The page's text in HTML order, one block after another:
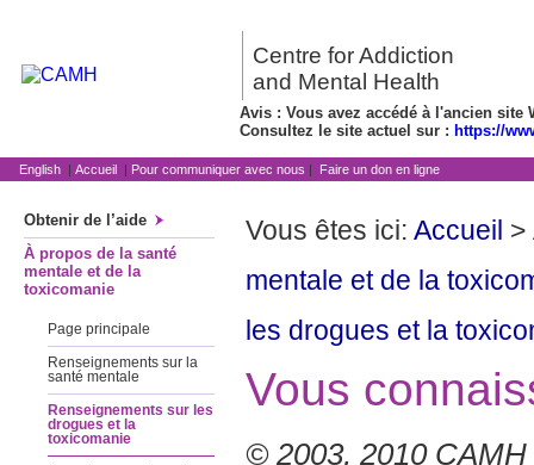
Centre for Addiction
and Mental Health
Avis : Vous avez accédé à l'ancien site
Consultez le site actuel sur : https://
English | Accueil | Pour communiquer avec nous | Faire un don en ligne
Obtenir de l’aide
À propos de la santé
mentale et de la
toxicomanie
Page principale
Renseignements sur la
santé mentale
Renseignements sur les
drogues et la
toxicomanie
Vous êtes ici: Accueil >
mentale et de la
les drogues et la
Vous
© 2003, 2010 CAMH